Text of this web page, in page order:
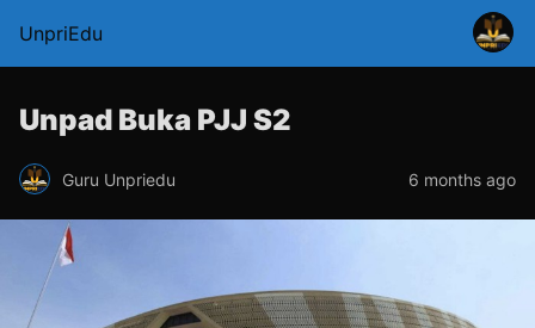
UnpriEdu
Unpad Buka PJJ S2
Guru Unpriedu 6 months ago